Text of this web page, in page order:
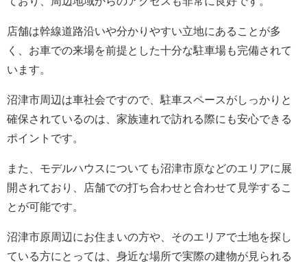
店舗は幹線道路沿いや分かりやすい立地にあることが多
く、お車での来場を前提とした十分な駐車場も完備されて
います。
沼津市周辺は車社会ですので、駐車スペースがしっかりと
確保されているのは、家族連れで訪れる際にも安心できる
ポイントです。
また、モデルハウスについても沼津市原などのエリアに展
開されており、店舗での打ち合わせと合わせて見学するこ
とが可能です。
沼津市原周辺にお住まいの方や、そのエリアで土地を探し
ている方にとっては、身近な場所で実際の建物が見られる